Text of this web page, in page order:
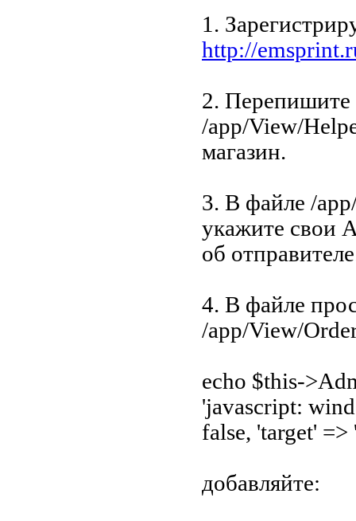
1.
http://
2. Перепишите
/app/View/
магазин.
3. В файле /
укажите свои
об
4. В файле
/app/View/
echo $this-
'javascript:
false, 'target'
добавляйте: